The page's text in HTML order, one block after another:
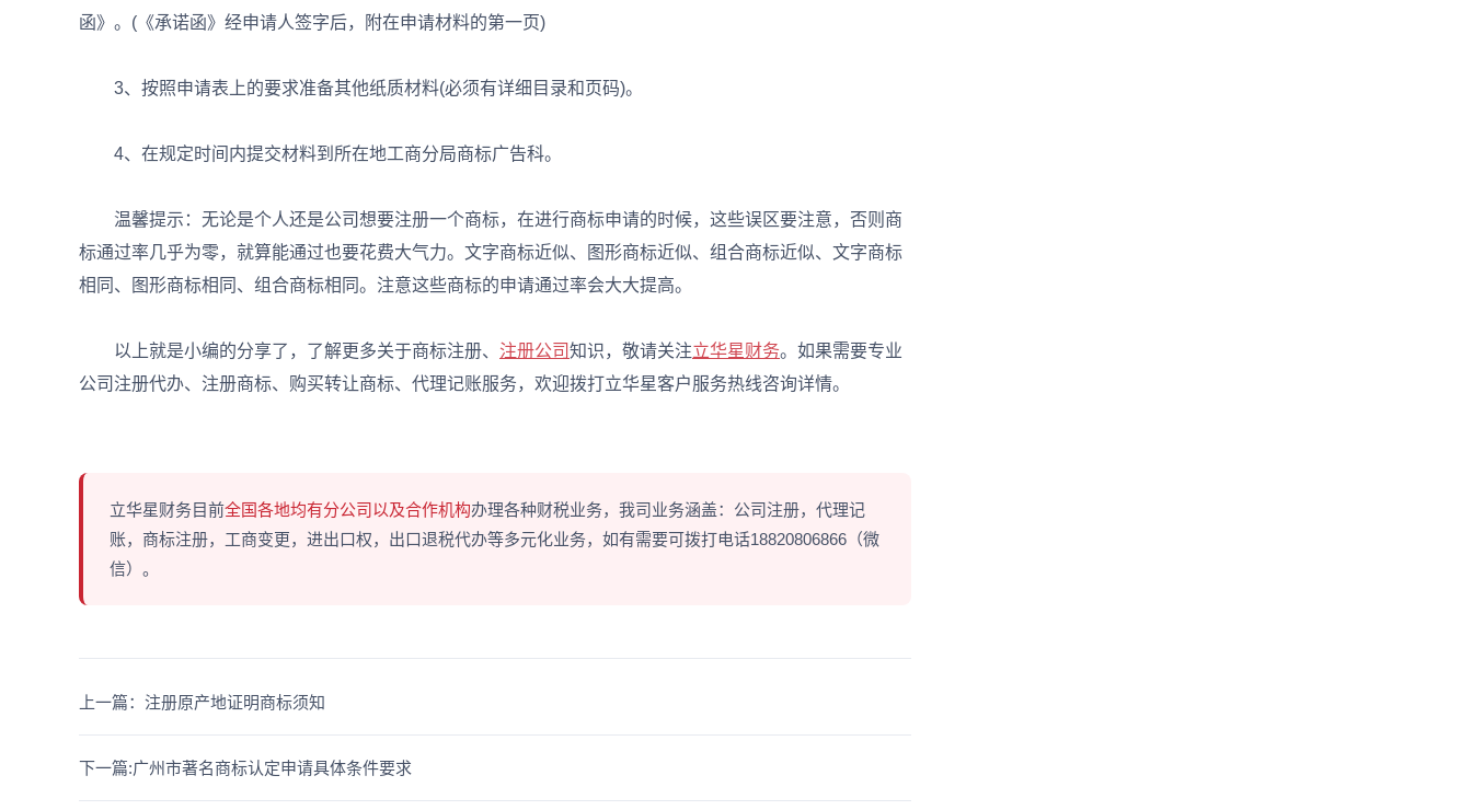
函》。(《承诺函》经申请人签字后，附在申请材料的第一页)
3、按照申请表上的要求准备其他纸质材料(必须有详细目录和页码)。
4、在规定时间内提交材料到所在地工商分局商标广告科。
温馨提示：无论是个人还是公司想要注册一个商标，在进行商标申请的时候，这些误区要注意，否则商
标通过率几乎为零，就算能通过也要花费大气力。文字商标近似、图形商标近似、组合商标近似、文字商标
相同、图形商标相同、组合商标相同。注意这些商标的申请通过率会大大提高。
以上就是小编的分享了，了解更多关于商标注册、 注册公司知识，敬请关注立华星财务。如果需要专业
公司注册代办、注册商标、购买转让商标、代理记账服务，欢迎拨打立华星客户服务热线咨询详情。
立华星财务目前全国各地均有分公司以及合作机构办理各种财税业务，我司业务涵盖：公司注册，代理记
账，商标注册，工商变更，进出口权，出口退税代办等多元化业务，如有需要可拨打电话18820806866（微
信）。
下一篇:广州市著名商标认定申请具体条件要求
上一篇：注册原产地证明商标须知